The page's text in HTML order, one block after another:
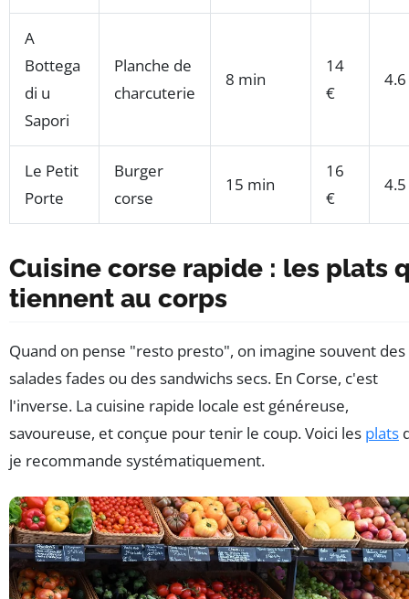
A
Bottega
di u
Sapori
Planche de
charcuterie
8 min
14
€
4.6
Le Petit
Porte
Burger
corse
15 min
16
€
4.5
Cuisine corse rapide : les plats
tiennent au corps
Quand on pense "resto presto", on imagine souvent des
salades fades ou des sandwichs secs. En Corse, c'est
l'inverse. La cuisine rapide locale est généreuse,
savoureuse, et conçue pour tenir le coup. Voici les plats
je recommande systématiquement.